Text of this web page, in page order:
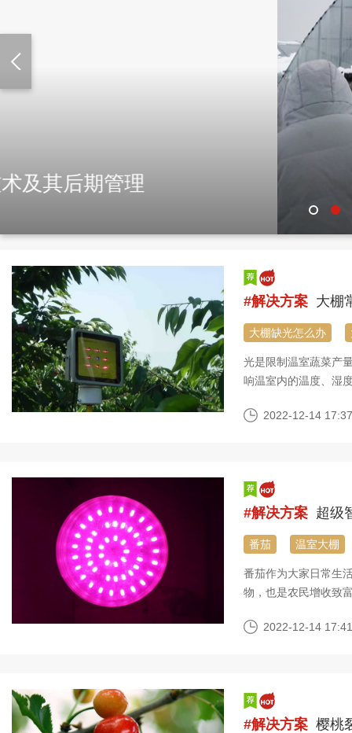
#解决方案 大棚
大棚缺光怎么办
光是限制温室蔬菜产
响温室内的温度、湿
2022-12-14
#解决方案 超级
番茄 温室大棚
番茄作为大家日常生
物，也是农民增收致
亩地年产量番茄30吨
2022-12-14
#解决方案 樱桃